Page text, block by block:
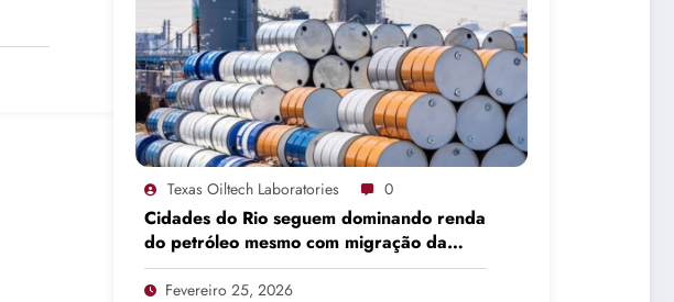
Texas Oiltech Laboratories 0
Cidades do Rio seguem dominando renda
do petróleo mesmo com migração da
produção
Fevereiro 25, 2026